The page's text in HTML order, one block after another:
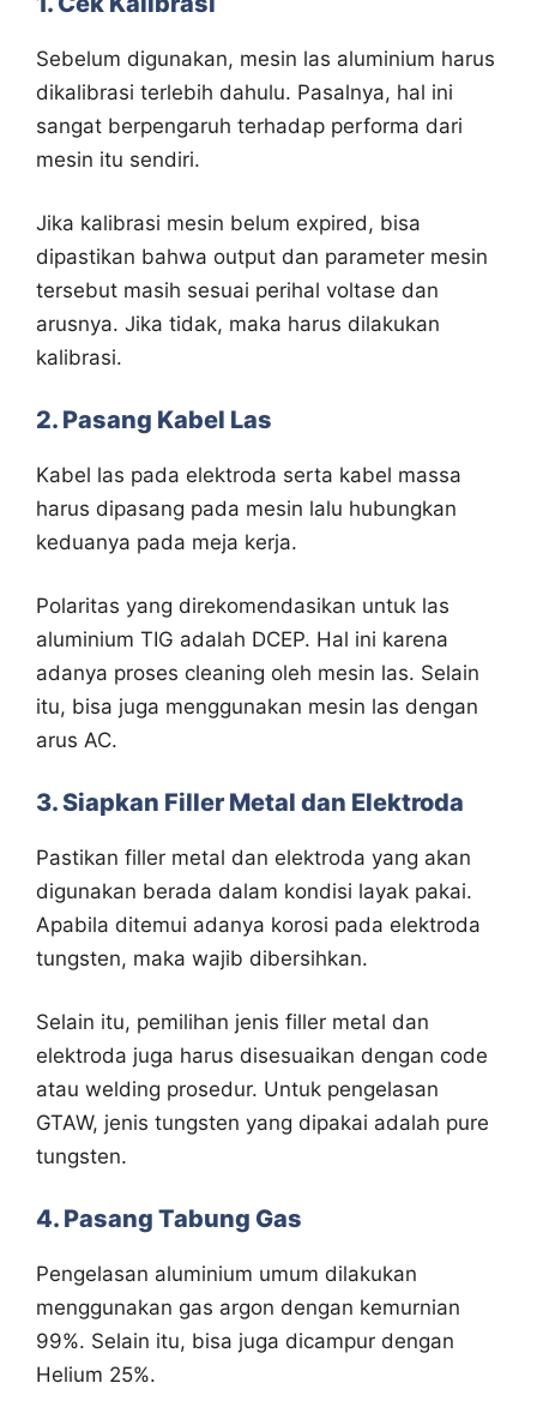
Sebelum digunakan, mesin las aluminium harus
dikalibrasi terlebih dahulu. Pasalnya, hal ini
sangat berpengaruh terhadap performa dari
mesin itu sendiri.
Jika kalibrasi mesin belum expired, bisa
dipastikan bahwa output dan parameter mesin
tersebut masih sesuai perihal voltase dan
arusnya. Jika tidak, maka harus dilakukan
kalibrasi.
2. Pasang Kabel Las
Kabel las pada elektroda serta kabel massa
harus dipasang pada mesin lalu hubungkan
keduanya pada meja kerja.
Polaritas yang direkomendasikan untuk las
aluminium TIG adalah DCEP. Hal ini karena
adanya proses cleaning oleh mesin las. Selain
itu, bisa juga menggunakan mesin las dengan
arus AC.
3. Siapkan Filler Metal dan Elektroda
Pastikan filler metal dan elektroda yang akan
digunakan berada dalam kondisi layak pakai.
Apabila ditemui adanya korosi pada elektroda
tungsten, maka wajib dibersihkan.
Selain itu, pemilihan jenis filler metal dan
elektroda juga harus disesuaikan dengan code
atau welding prosedur. Untuk pengelasan
GTAW, jenis tungsten yang dipakai adalah pure
tungsten.
4. Pasang Tabung Gas
Pengelasan aluminium umum dilakukan
menggunakan gas argon dengan kemurnian
99%. Selain itu, bisa juga dicampur dengan
Helium 25%.